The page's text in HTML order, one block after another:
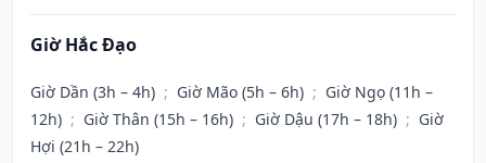
Giờ Hắc Đạo
Giờ Dần (3h – 4h) ; Giờ Mão (5h – 6h) ; Giờ Ngọ (11h –
12h) ; Giờ Thân (15h – 16h) ; Giờ Dậu (17h – 18h) ; Giờ
Hợi (21h – 22h)